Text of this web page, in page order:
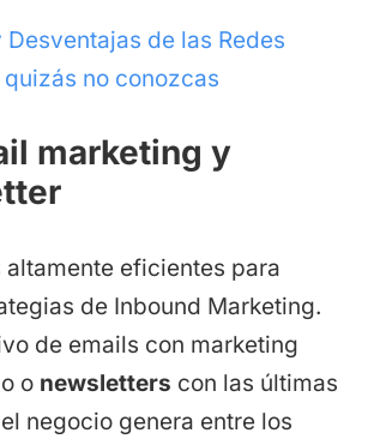
Desventajas de las Redes
no conozcas
marketing y
altamente eficientes para
de Inbound Marketing.
de emails con marketing
o newsletters con las últimas
negocio genera entre los